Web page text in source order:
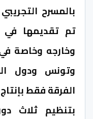
بالمسرح
تم تقديمها
وخارجه وخاصة
وتونس ودول
الفرقة فقط
بتنظيم ثلاث